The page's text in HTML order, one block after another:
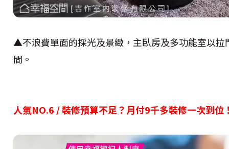
▲不浪費單面的採光及景緻，主臥房及多功能室以
間。
人氣NO.6 /裝修預算不足？月付9千多裝修一次到位